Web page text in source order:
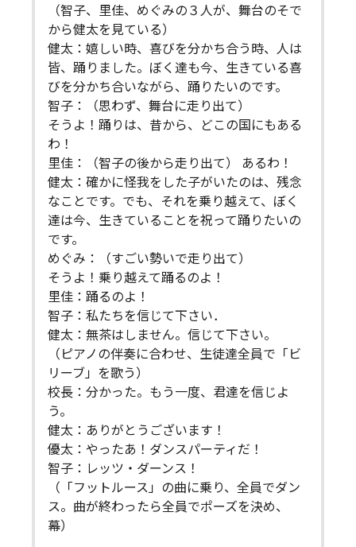
（智子、里佳、めぐみの３人が、舞台のそで
から健太を見ている）
健太：嬉しい時、喜びを分かち合う時、人は
皆、踊りました。ぼく達も今、生きている喜
びを分かち合いながら、踊りたいのです。
智子：（思わず、舞台に走り出て）
そうよ！踊りは、昔から、どこの国にもある
わ！
里佳：（智子の後から走り出て） あるわ！
健太：確かに怪我をした子がいたのは、残念
なことです。でも、それを乗り越えて、ぼく
達は今、生きていることを祝って踊りたいの
です。
めぐみ：（すごい勢いで走り出て）
そうよ！乗り越えて踊るのよ！
里佳：踊るのよ！
智子：私たちを信じて下さい．
健太：無茶はしません。信じて下さい。
（ピアノの伴奏に合わせ、生徒達全員で「ビ
リーブ」を歌う）
校長：分かった。もう一度、君達を信じよ
う。
健太：ありがとうございます！
優太：やったあ！ダンスパーティだ！
智子：レッツ・ダーンス！
（「フットルース」の曲に乗り、全員でダン
ス。曲が終わったら全員でポーズを決め、
幕）